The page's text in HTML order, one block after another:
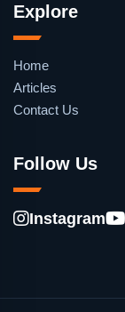
Explore
Home
Articles
Contact Us
Follow Us
Instagram